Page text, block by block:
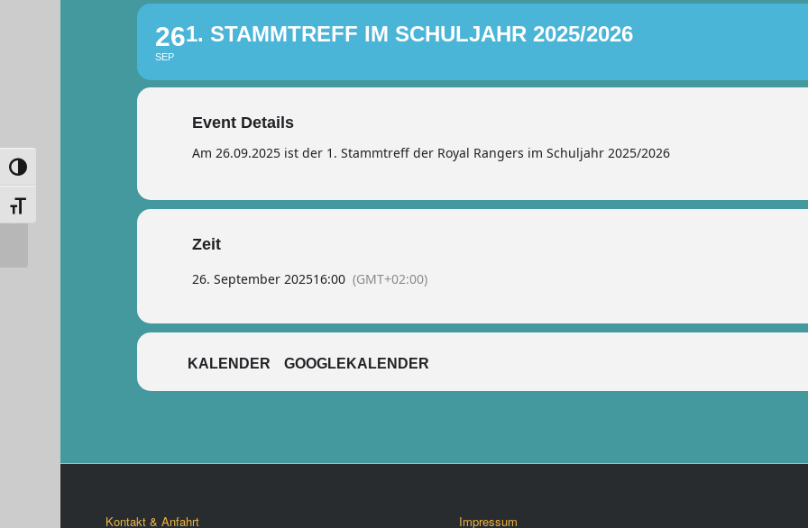
Umschalten auf hohe Kontraste
Schrift vergrößern
26
SEP
1. STAMMTREFF IM SCHULJAHR 2025/2026
Event Details
Am 26.09.2025 ist der 1. Stammtreff der Royal Rangers im Schuljahr 2025/2026
Zeit
26. September 202516:00 (GMT+02:00)
KALENDER GOOGLEKALENDER
Kontakt & Anfahrt Impressum
RR Camp ab Kundschafter Stufe